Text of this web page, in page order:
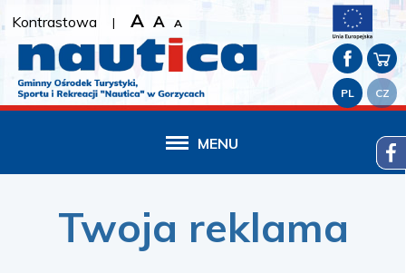
PL CZ
Kontrastowa | A A A
MENU
Twoja reklama